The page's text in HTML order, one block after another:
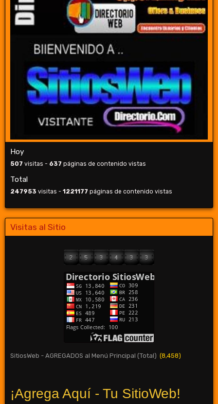
Hoy
507 visitas - 637 páginas de contenido vistas
Total
247953 visitas - 1221177 páginas de contenido vistas
Visitas al Sitio
SitiosWeb - AGREGADOS al Menú Principal (Total) (8,458)
¡Agrega Aquí - Tu SitioWeb!